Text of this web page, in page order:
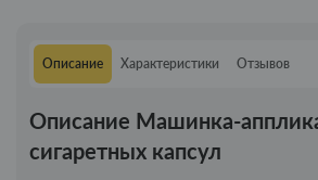
Описание Характеристики Отзывов
Описание Машинка-
сигаретных капсул